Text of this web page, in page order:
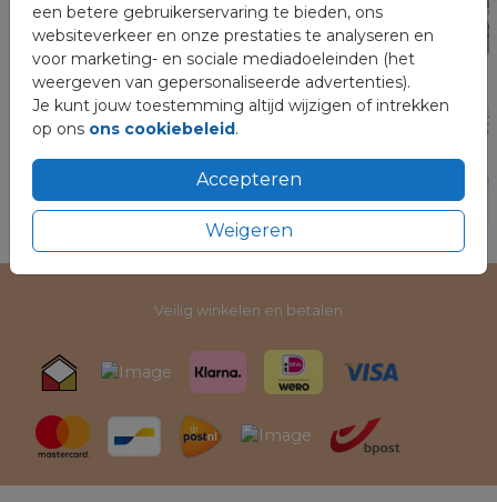
een betere gebruikerservaring te bieden, ons
websiteverkeer en onze prestaties te analyseren en
voor marketing- en sociale mediadoeleinden (het
weergeven van gepersonaliseerde advertenties).
Je kunt jouw toestemming altijd wijzigen of intrekken
op ons ons cookiebeleid.
Accepteren
Weigeren
Veilig winkelen en betalen